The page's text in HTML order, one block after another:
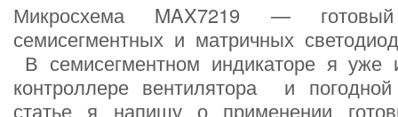
Микросхема MAX7219 —
семисегментных и матричных
В семисегментном индикаторе я уже
контроллере вентилятора и
статье я напишу о применении